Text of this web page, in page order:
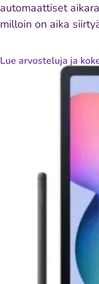
automaattiset
milloin on aika
Lue arvosteluja ja